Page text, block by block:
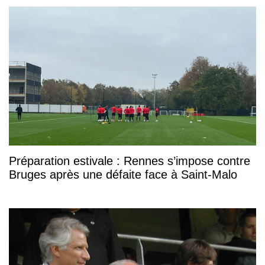
Préparation estivale : Rennes s’impose contre
Bruges après une défaite face à Saint-Malo